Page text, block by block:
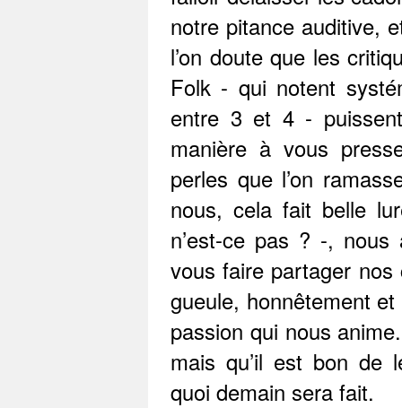
notre pitance auditive,
l’on doute que les
Folk - qui notent
entre 3 et 4 -
manière à vous
perles que l’on
nous, cela fait belle
n’est-ce pas ? -,
vous faire partager
gueule, honnêtement
passion qui nous
mais qu’il est bon de
quoi demain sera fait.